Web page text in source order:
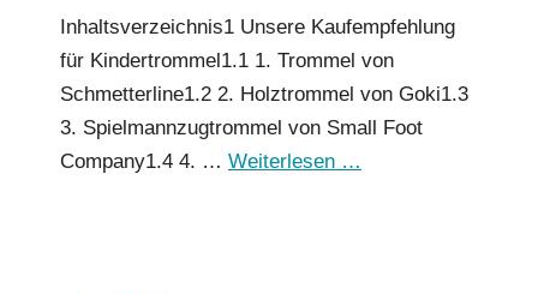
Inhaltsverzeichnis1 Unsere Kaufempfehlung
für Kindertrommel1.1 1. Trommel von
Schmetterline1.2 2. Holztrommel von Goki1.3
3. Spielmannzugtrommel von Small Foot
Company1.4 4. … Weiterlesen …